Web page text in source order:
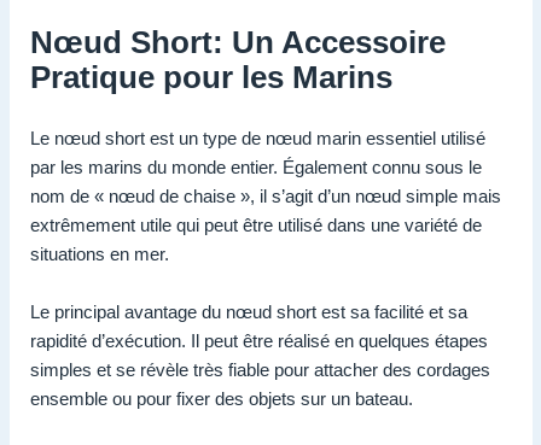
Nœud Short: Un Accessoire
Pratique pour les Marins
Le nœud short est un type de nœud marin essentiel utilisé
par les marins du monde entier. Également connu sous le
nom de « nœud de chaise », il s’agit d’un nœud simple mais
extrêmement utile qui peut être utilisé dans une variété de
situations en mer.
Le principal avantage du nœud short est sa facilité et sa
rapidité d’exécution. Il peut être réalisé en quelques étapes
simples et se révèle très fiable pour attacher des cordages
ensemble ou pour fixer des objets sur un bateau.